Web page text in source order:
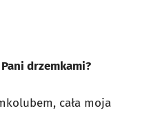
drzemkami?
cała moja